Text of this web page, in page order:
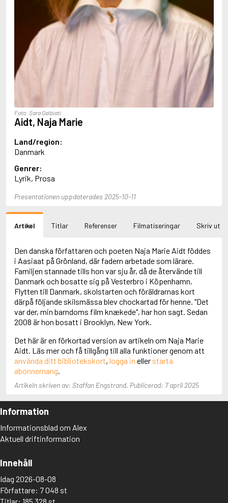
Abu-Jaber, Diana
Abulhawa, Susan
Aburas, Lone
Achebe, Chinua
Achmatova, Anna
Aciman, André
Ackebo, Lena
Acker, Kathy
Adam de la Halle
Adamov, Arthur
Adams, Douglas
Adams, Herbert
Adams, Jane
Adams, Richard
Adbåge, Emma
Adbåge, Lisen
Adelborg, Ottilia
Adiga, Aravind
Adnan, Etel
Adolfsson, Evert
Adolfsson, Gunnar
Adolfsson, Josefine
Adolfsson, Maria
Adolphsen, Peter
Foto: Sara Galbiati
Aidt, Naja Marie
Land/region:
Danmark
Genrer:
Lyrik, Prosa
Presentationen uppdaterades 2025-10-11
Artikel Titlar Referenser Filmatiseringar Skriv ut
Den danska författaren och poeten Naja Marie Aidt föddes
i Aasiaat på Grönland, där fadern arbetade som lärare.
Familjen stannade tills hon var sju år, då de återvände till
Danmark och bosatte sig på Vesterbro i Köpenhamn.
Flytten till Danmark, skolstarten och föräldrarnas kort
därpå följande skilsmässa blev chockartad för henne. "Det
var der, min barndoms film knækede", har hon sagt. Sedan
2008 är hon bosatt i Brooklyn, New York.
Det här är en förkortad version av artikeln om Naja Marie
Aidt. Läs mer och få tillgång till alla funktioner genom att
använda ditt bibliotekskort, logga in eller starta
abonnemang
Artikeln skriven av: Staffan Engstrand. Publicerad: 7 april 2025
Information
Informationsblad om Alex
Aktuell driftinformation
Innehåll
Idag 2026-08-08
Författare: 7 048 st
Titlar: 185 328 st